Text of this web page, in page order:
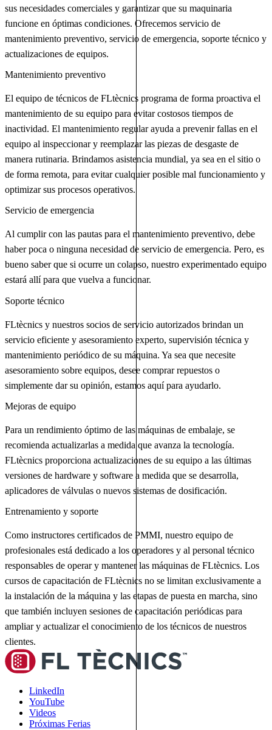
sus necesidades comerciales y garantizar que su maquinaria
funcione en óptimas condiciones. Ofrecemos servicio de
mantenimiento preventivo, servicio de emergencia, soporte técnico y
actualizaciones de equipos.
Mantenimiento preventivo
El equipo de técnicos de FLtècnics programa de forma proactiva el
mantenimiento de su equipo para evitar costosos tiempos de
inactividad. El mantenimiento regular ayuda a prevenir fallas en el
equipo al inspeccionar y reemplazar las piezas de desgaste de
manera rutinaria. Brindamos asistencia mundial, ya sea en el sitio o
de forma remota, para evitar cualquier posible mal funcionamiento y
optimizar sus procesos operativos.
Servicio de emergencia
Al cumplir con las pautas para el mantenimiento preventivo, debe
haber poca o ninguna necesidad de servicio de emergencia. Pero, es
bueno saber que si ocurre un colapso, nuestro experimentado equipo
estará allí para que vuelva a funcionar.
Soporte técnico
FLtècnics y nuestros socios de servicio autorizados brindan un
servicio eficiente y asesoramiento experto, supervisión técnica y
mantenimiento periódico de su máquina. Ya sea que necesite
asesoramiento sobre equipos, desee comprar repuestos o
simplemente dar su opinión, estamos aquí para ayudarlo.
Mejoras de equipo
Para un rendimiento óptimo de las máquinas de embalaje, se
recomienda actualizarlas a medida que avanza la tecnología.
FLtècnics proporciona actualizaciones de su equipo a las últimas
versiones de hardware y software a medida que se desarrolla,
aplicadores de válvulas o nuevos sistemas de dosificación.
Entrenamiento y soporte
Como instructores certificados de PMMI, nuestro equipo de
profesionales está dedicado a los operadores y al personal técnico
responsables de operar y mantener las máquinas de FLtècnics. Los
cursos de capacitación de FLtècnics no se limitan exclusivamente a
la instalación de la máquina y las etapas de puesta en marcha, sino
que también incluyen sesiones de capacitación periódicas para
ampliar y actualizar el conocimiento de los técnicos de nuestros
clientes.
LinkedIn
YouTube
Videos
Próximas Ferias